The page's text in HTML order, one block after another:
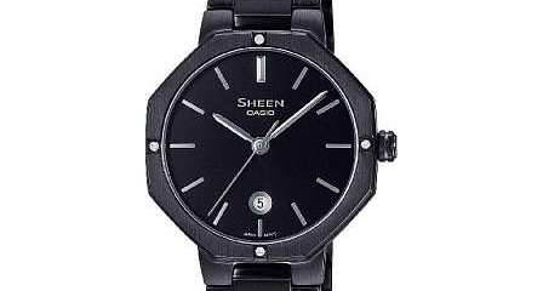
Sheen
SHE-4543BD-1AUER
i